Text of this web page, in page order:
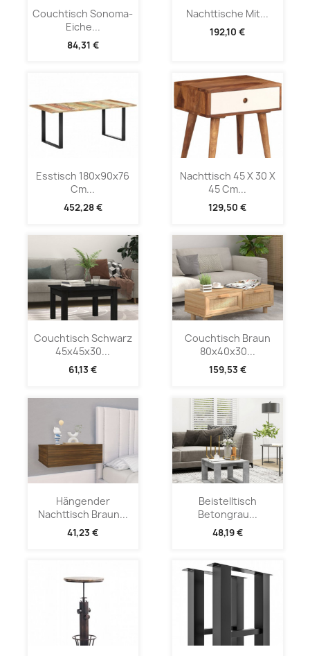
Couchtisch Sonoma-
Eiche...
84,31 €
Nachttische Mit...
192,10 €
Esstisch 180x90x76
Cm...
452,28 €
Nachttisch 45 X 30 X
45 Cm...
129,50 €
Couchtisch Schwarz
45x45x30...
61,13 €
Couchtisch Braun
80x40x30...
159,53 €
Hängender
Nachttisch Braun...
41,23 €
Beistelltisch
Betongrau...
48,19 €